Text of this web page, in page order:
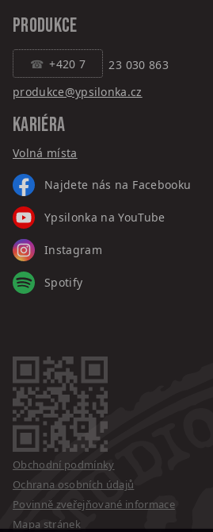
PRODUKCE
+420 7
23 030 863
produkce@ypsilonka.cz
KARIÉRA
Volná místa
Najdete nás na Facebooku
Ypsilonka na YouTube
Instagram
Spotify
Obchodní podmínky
Ochrana osobních údajů
Povinně zveřejňované informace
Mapa stránek